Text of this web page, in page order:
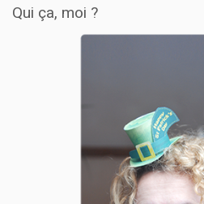
Qui ça, moi ?